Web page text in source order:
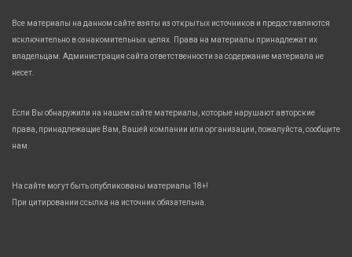
Все материалы на данном сайте взяты из открытых источников и предоставляются
исключительно в ознакомительных целях. Права на материалы принадлежат их
владельцам. Администрация сайта ответственности за содержание материала не
несет.
Если Вы обнаружили на нашем сайте материалы, которые нарушают авторские
права, принадлежащие Вам, Вашей компании или организации, пожалуйста, сообщите
нам.
На сайте могут быть опубликованы материалы 18+!
При цитировании ссылка на источник обязательна.